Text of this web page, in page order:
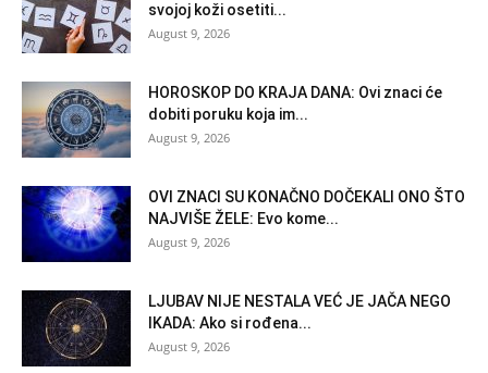
svojoj koži osetiti...
August 9, 2026
HOROSKOP DO KRAJA DANA: Ovi znaci će
dobiti poruku koja im...
August 9, 2026
OVI ZNACI SU KONAČNO DOČEKALI ONO ŠTO
NAJVIŠE ŽELE: Evo kome...
August 9, 2026
LJUBAV NIJE NESTALA VEĆ JE JAČA NEGO
IKADA: Ako si rođena...
August 9, 2026